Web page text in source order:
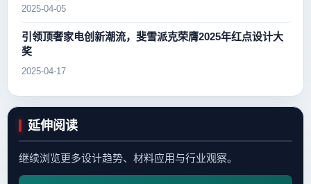
2025-04-05
引领顶奢家电创新潮流，斐雪派克荣膺2025年红点设计大
奖
2025-04-17
延伸阅读
继续浏览更多设计趋势、材料应用与行业观察。